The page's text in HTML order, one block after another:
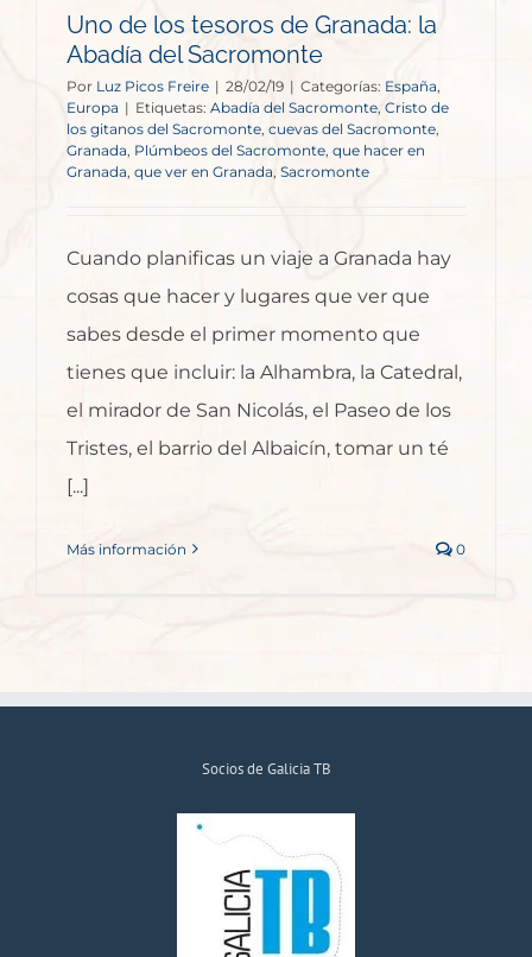
Uno de los tesoros de Granada: la
Abadía del Sacromonte
Por Luz Picos Freire | 28/02/19 | Categorías: España,
Europa | Etiquetas: Abadía del Sacromonte, Cristo de
los gitanos del Sacromonte cuevas del Sacromonte
Granada, Plúmbeos del Sacromonte, que hacer en
Granada, que ver en Granada, Sacromonte
Cuando planificas un viaje a Granada hay
cosas que hacer y lugares que ver que
sabes desde el primer momento que
tienes que incluir: la Alhambra, la Catedral,
el mirador de San Nicolás, el Paseo de los
Tristes, el barrio del Albaicín, tomar un té
[...]
Más información 0
Socios de Galicia TB